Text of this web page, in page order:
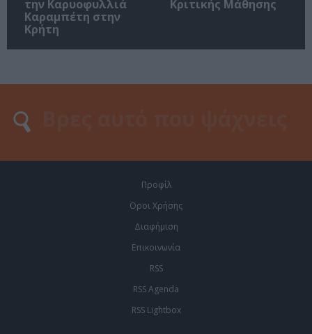
την Καρυοφυλλιά
Καραμπέτη στην
Κρήτη
Κριτικής Μάθησης
Προφίλ
Οροι Χρήσης
Διαφήμιση
Επικοινωνία
RSS
RSS Agenda
RSS Lightbox